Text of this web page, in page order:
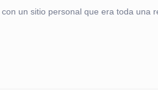
un sitio personal que era toda una